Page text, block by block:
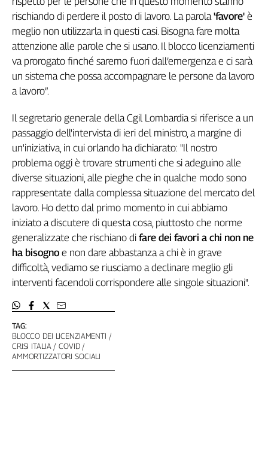
120
anni
Cgil
Collettiva
Academy
Collettiva
Play
Talk
settimana
Collettiva
Girasoli
Il
Sassolino
Linea
Economica
Tech
It
Idea
Diffusa
TAG:
BLOCCO DEI LICENZIAMENTI
CRISI ITALIA
COVID
AMMORTIZZATORI SOCIALI
rischiando di perdere il posto di lavoro. La parola'favore' è
meglio non utilizzarla in questi casi. Bisogna fare molta
attenzione alle parole che si usano. Il blocco licenziamenti
va prorogato finché saremo fuori dall’emergenza e ci sarà
un sistema che possa accompagnare le persone da lavoro
a lavoro”.
Il segretario generale della Cgil Lombardia si riferisce a un
passaggio dell'intervista di ieri del ministro, a margine di
un'iniziativa, in cui orlando ha dichiarato: "Il nostro
problema oggi è trovare strumenti che si adeguino alle
diverse situazioni, alle pieghe che in qualche modo sono
rappresentate dalla complessa situazione del mercato del
lavoro. Ho detto dal primo momento in cui abbiamo
iniziato a discutere di questa cosa, piuttosto che norme
generalizzate che rischiano di fare dei favori a chi non ne
ha bisogno e non dare abbastanza a chi è in grave
difficoltà, vediamo se riusciamo a declinare meglio gli
interventi facendoli corrispondere alle singole situazioni".